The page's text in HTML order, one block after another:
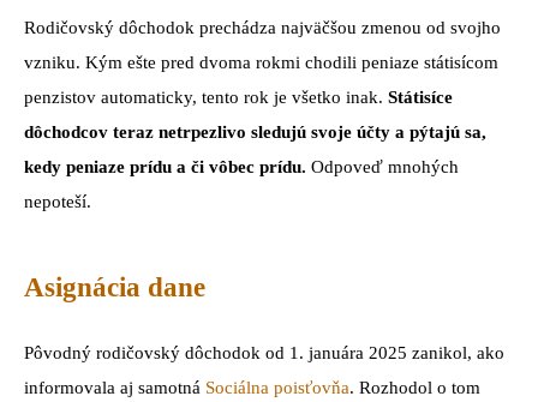
Rodičovský dôchodok prechádza najväčšou zmenou od svojho
vzniku. Kým ešte pred dvoma rokmi chodili peniaze státisícom
penzistov automaticky, tento rok je všetko inak. Státisíce
dôchodcov teraz netrpezlivo sledujú svoje účty a pýtajú sa,
kedy peniaze prídu a či vôbec prídu. Odpoveď mnohých
nepoteší.
Asignácia dane
Pôvodný rodičovský dôchodok od 1. januára 2025 zanikol, ako
informovala aj samotná Sociálna poisťovňa. Rozhodol o tom